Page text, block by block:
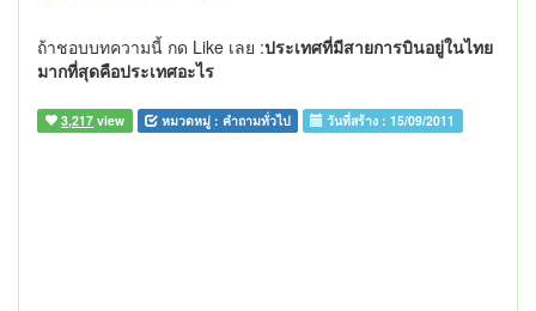
ถ้าชอบบทความนี้ กด Like เลย :ประเทศที่มีสายการบินอยู่ในไทย
มากที่สุดคือประเทศอะไร
3,217 view หมวดหมู่ : คำถามทั่วไป วันที่สร้าง :15/09/2011